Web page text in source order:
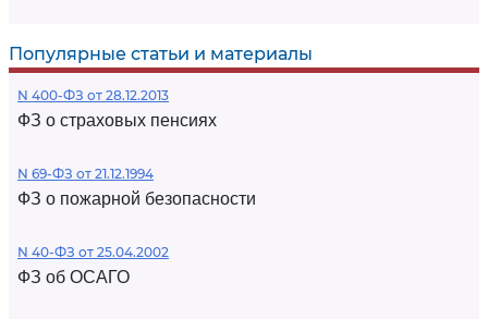
Популярные статьи и материалы
N 400-ФЗ от 28.12.2013
ФЗ о страховых пенсиях
N 69-ФЗ от 21.12.1994
ФЗ о пожарной безопасности
N 40-ФЗ от 25.04.2002
ФЗ об ОСАГО